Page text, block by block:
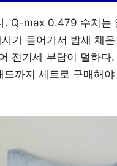
. Q-max 0.479 수치는
가 들어가서 밤새 체
전기세 부담이 덜하다
까지 세트로 구매해